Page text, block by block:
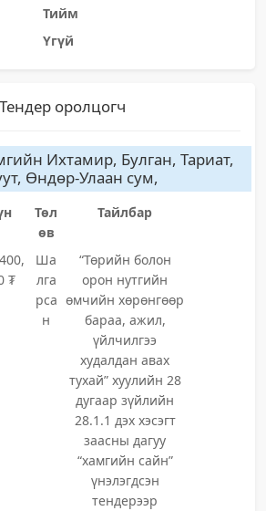
Тийм
Үгүй
Тендер оролцогч
Ихтамир, Булган, Тариат,
Өндөр-Улаан сум,
Төл
өв
Тайлбар
₮
Ша
лга
рса
н
“Төрийн болон
орон нутгийн
өмчийн хөрөнгөөр
бараа, ажил,
үйлчилгээ
худалдан авах
тухай” хуулийн 28
дугаар зүйлийн
28.1.1 дэх хэсэгт
заасны дагуу
“хамгийн сайн”
үнэлэгдсэн
тендерээр